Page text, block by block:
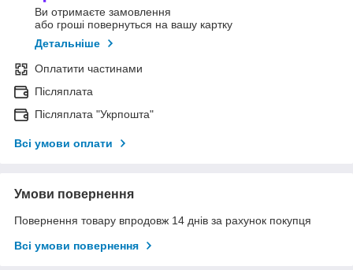
Ви отримаєте замовлення
або гроші повернуться на вашу картку
Детальніше
Оплатити частинами
Післяплата
Післяплата "Укрпошта"
Всі умови оплати
Умови повернення
Повернення товару впродовж 14 днів за рахунок покупця
Всі умови повернення